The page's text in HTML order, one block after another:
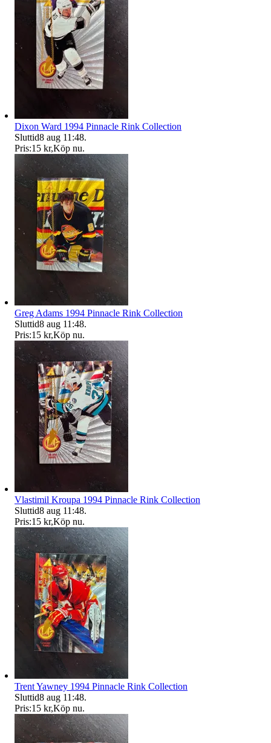
Dixon Ward 1994 Pinnacle Rink Collection
Sluttid8 aug 11:48.
Pris:15 kr,Köp nu.
Greg Adams 1994 Pinnacle Rink Collection
Sluttid8 aug 11:48.
Pris:15 kr,Köp nu.
Vlastimil Kroupa 1994 Pinnacle Rink Collection
Sluttid8 aug 11:48.
Pris:15 kr,Köp nu.
Trent Yawney 1994 Pinnacle Rink Collection
Sluttid8 aug 11:48.
Pris:15 kr,Köp nu.